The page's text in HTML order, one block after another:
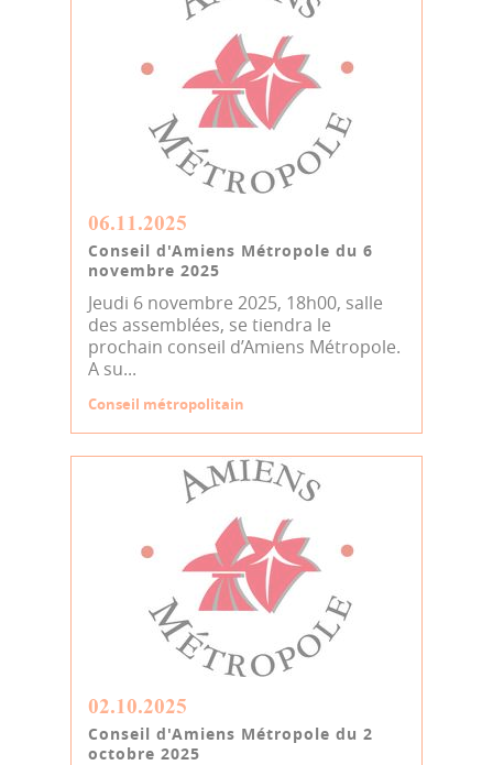
06.11.2025
Conseil d'Amiens Métropole du 6
novembre 2025
Jeudi 6 novembre 2025, 18h00, salle
des assemblées, se tiendra le
prochain conseil d’Amiens Métropole.
A su...
Conseil métropolitain
02.10.2025
Conseil d'Amiens Métropole du 2
octobre 2025